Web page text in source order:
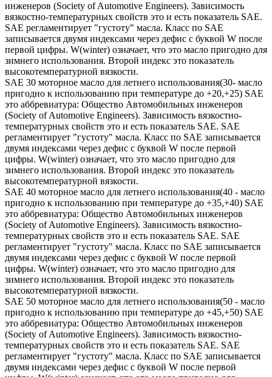
инженеров (Society of Automotive Engineers). Зависимость
вязкостно-температурных свойств это и есть показатель SAE.
SAE регламентирует "густоту" масла. Класс по SAE
записывается двумя индексами через дефис с буквой W после
первой цифры. W(winter) означает, что это масло пригодно для
зимнего использования. Второй индекс это показатель
высокотемпературной вязкости.
SAE 30 моторное масло для летнего использования(30- масло
пригодно к использованию при температуре до +20,+25) SAE
это аббревиатура: Общество Автомобильных инженеров
(Society of Automotive Engineers). Зависимость вязкостно-
температурных свойств это и есть показатель SAE. SAE
регламентирует "густоту" масла. Класс по SAE записывается
двумя индексами через дефис с буквой W после первой
цифры. W(winter) означает, что это масло пригодно для
зимнего использования. Второй индекс это показатель
высокотемпературной вязкости.
SAE 40 моторное масло для летнего использования(40 - масло
пригодно к использованию при температуре до +35,+40) SAE
это аббревиатура: Общество Автомобильных инженеров
(Society of Automotive Engineers). Зависимость вязкостно-
температурных свойств это и есть показатель SAE. SAE
регламентирует "густоту" масла. Класс по SAE записывается
двумя индексами через дефис с буквой W после первой
цифры. W(winter) означает, что это масло пригодно для
зимнего использования. Второй индекс это показатель
высокотемпературной вязкости.
SAE 50 моторное масло для летнего использования(50 - масло
пригодно к использованию при температуре до +45,+50) SAE
это аббревиатура: Общество Автомобильных инженеров
(Society of Automotive Engineers). Зависимость вязкостно-
температурных свойств это и есть показатель SAE. SAE
регламентирует "густоту" масла. Класс по SAE записывается
двумя индексами через дефис с буквой W после первой